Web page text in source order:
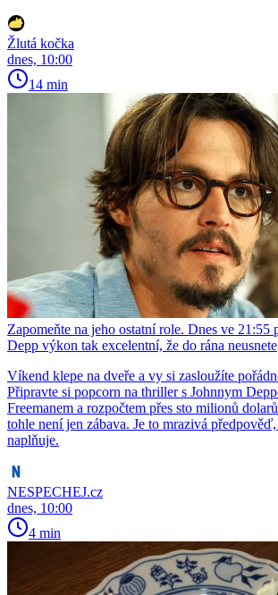
Žlutá kočka
dnes, 10:00
14 min
Zapomeňte na jeho ostatní role. Dnes ve 21:55
Depp výkon tak excelentní, že do rána neusnete
Víkend klepe na dveře a vy si zasloužíte
Připravte si popcorn na thriller s Johnnym
Freemanem a rozpočtem přes sto milionů
tohle není jen zábava. Je to mrazivá
naplňuje.
NESPECHEJ.cz
dnes, 10:00
4 min